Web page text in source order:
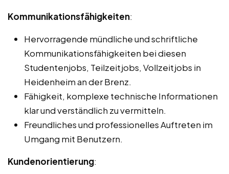
Kommunikationsfähigkeiten:
Hervorragende mündliche und schriftliche
Kommunikationsfähigkeiten bei diesen
Studentenjobs, Teilzeitjobs, Vollzeitjobs in
Heidenheim an der Brenz.
Fähigkeit, komplexe technische Informationen
klar und verständlich zu vermitteln.
Freundliches und professionelles Auftreten im
Umgang mit Benutzern.
Kundenorientierung: